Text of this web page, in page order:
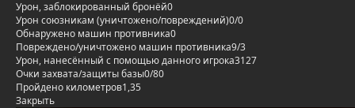
Урон, заблокированный бронёй0
Урон союзникам (уничтожено/повреждений)0/0
Обнаружено машин противника0
Повреждено/уничтожено машин противника9/3
Урон, нанесённый с помощью данного игрока3127
Очки захвата/защиты базы0/80
Пройдено километров1,35
Закрыть